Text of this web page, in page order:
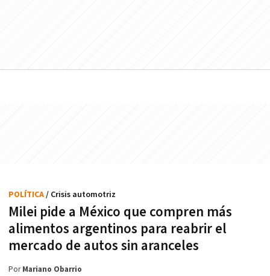
Milei pide a México que compren más
alimentos argentinos para reabrir el
mercado de autos sin aranceles
POLÍTICA/ Crisis automotriz
PorMariano Obarrio